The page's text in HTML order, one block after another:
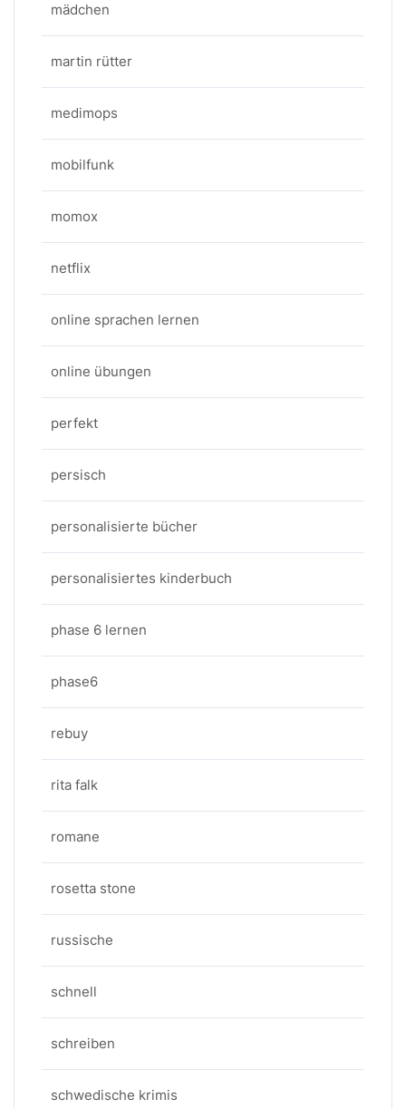
mädchen
martin rütter
medimops
mobilfunk
momox
netflix
online sprachen lernen
online übungen
perfekt
persisch
personalisierte bücher
personalisiertes kinderbuch
phase 6 lernen
phase6
rebuy
rita falk
romane
rosetta stone
russische
schnell
schreiben
schwedische krimis